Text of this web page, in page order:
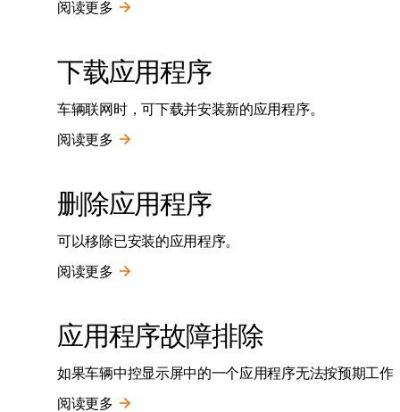
阅读更多
下载应用程序
车辆联网时，可下载并安装新的应用程序。
阅读更多
删除应用程序
可以移除已安装的应用程序。
阅读更多
应用程序故障排除
如果车辆中控显示屏中的一个应用程序无法按预期工
阅读更多